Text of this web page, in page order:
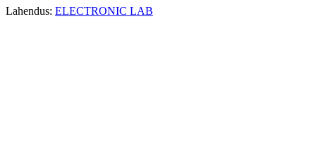
Lahendus: ELECTRONIC LAB